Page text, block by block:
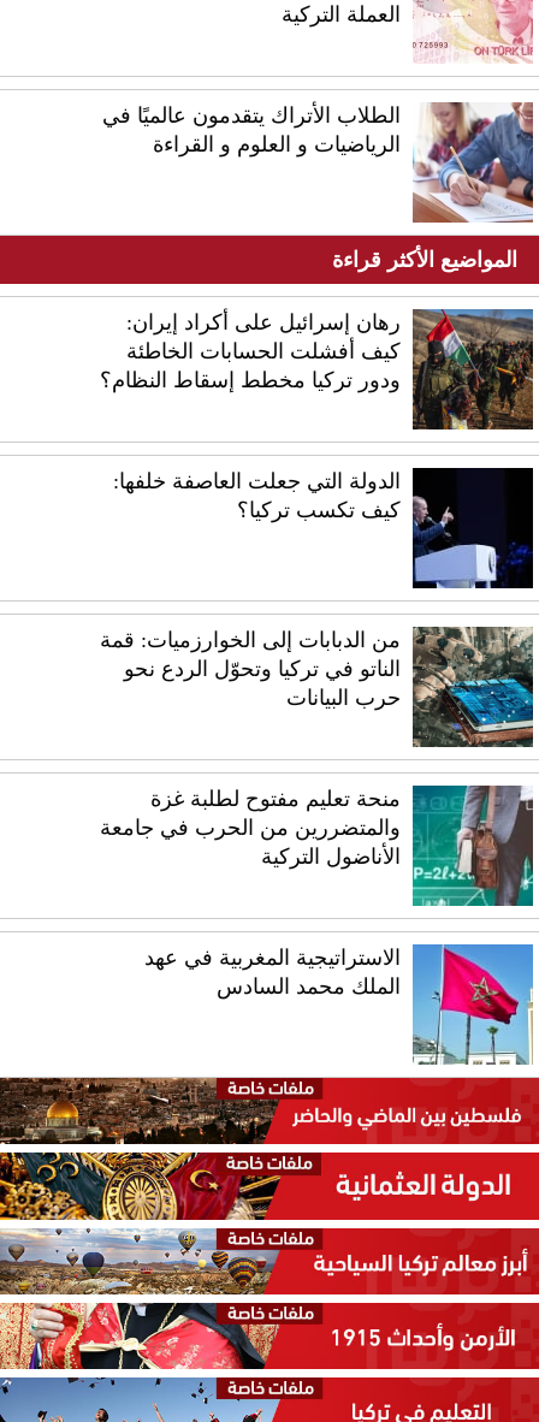
العملة التركية
الطلاب الأتراك يتقدمون عالميًا في
الرياضيات و العلوم و القراءة
المواضيع الأكثر قراءة
رهان إسرائيل على أكراد إيران:
كيف أفشلت الحسابات الخاطئة
ودور تركيا مخطط إسقاط النظام؟
الدولة التي جعلت العاصفة خلفها:
كيف تكسب تركيا؟
من الدبابات إلى الخوارزميات: قمة
الناتو في تركيا وتحوّل الردع نحو
حرب البيانات
منحة تعليم مفتوح لطلبة غزة
والمتضررين من الحرب في جامعة
الأناضول التركية
الاستراتيجية المغربية في عهد
الملك محمد السادس